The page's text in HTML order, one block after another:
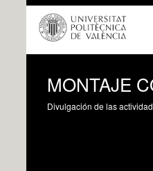
MONTAJE
Divulgación de las